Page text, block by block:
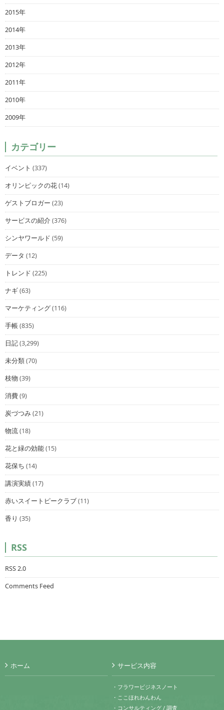
2015年
2014年
2013年
2012年
2011年
2010年
2009年
カテゴリー
イベント (337)
オリンピックの花(14)
ゲストブロガー (23)
サービスの紹介(376)
シンヤワールド (59)
データ (12)
トレンド (225)
ナギ(63)
マーケティング(116)
手帳(835)
日記(3,299)
未分類(70)
枝物 (39)
消費(9)
炭づつみ(21)
物流(18)
花と緑の効能(15)
花保ち (14)
講演実績(17)
赤いスイートピークラブ(11)
香り (35)
RSS
RSS 2.0
Comments Feed
ホーム サービス内容
・フラワービジネスノート
・ここほれわんわん
・コンサルティング / 調査